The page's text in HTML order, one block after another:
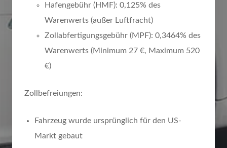
Hafengebühr (HMF): 0,125% des
Warenwerts (außer Luftfracht)
Zollabfertigungsgebühr (MPF): 0,3464% des
Warenwerts (Minimum 27 €, Maximum 520
€)
Zollbefreiungen:
Fahrzeug wurde ursprünglich für den US-
Markt gebaut